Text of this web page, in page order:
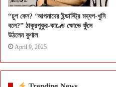
“চুপ কেন? ‘আপনাদের ইন্ডাস্ট্রি মদ্যপ-খুনি
বলে?” ঠাকুরপুকুর-কাণ্ডে ক্ষোভে ফুঁসে
উঠলেন কুণাল
April 9, 2025